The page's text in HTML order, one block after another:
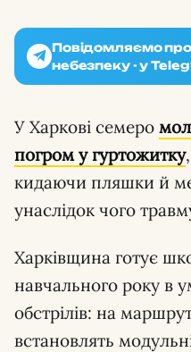
Повідомляємо про
небезпеку - у
У Харкові семеро
погрому гуртожитку
кидаючи пляшки й
унаслідок чого
Харківщина готує
навчального року в
обстрілів: на
встановлять